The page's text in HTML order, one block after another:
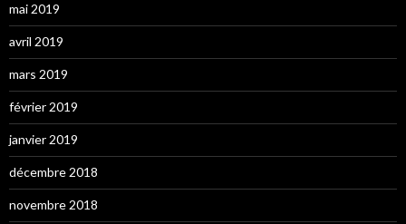
mai 2019
avril 2019
mars 2019
février 2019
janvier 2019
décembre 2018
novembre 2018